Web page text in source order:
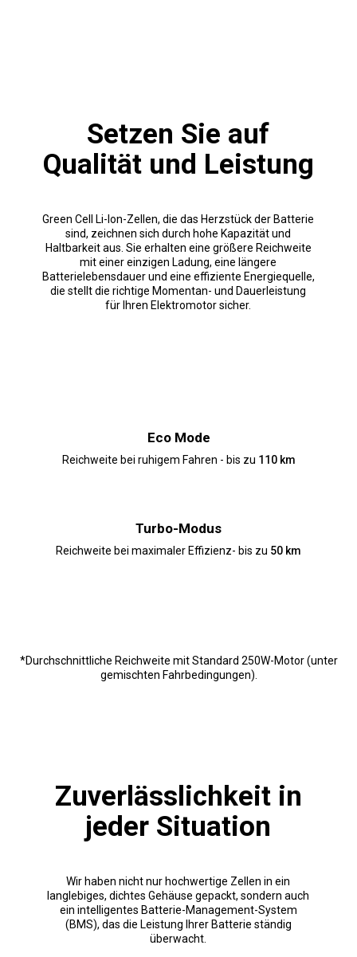
Setzen Sie auf
Qualität und Leistung
Green Cell Li-Ion-Zellen, die das Herzstück der Batterie
sind, zeichnen sich durch hohe Kapazität und
Haltbarkeit aus. Sie erhalten eine größere Reichweite
mit einer einzigen Ladung, eine längere
Batterielebensdauer und eine effiziente Energiequelle,
die stellt die richtige Momentan- und Dauerleistung
für Ihren Elektromotor sicher.
Eco Mode
Reichweite bei ruhigem Fahren - bis zu 110 km
Turbo-Modus
Reichweite bei maximaler Effizienz- bis zu 50 km
*Durchschnittliche Reichweite mit Standard 250W-Motor (unter
gemischten Fahrbedingungen).
Zuverlässlichkeit in
jeder Situation
Wir haben nicht nur hochwertige Zellen in ein
langlebiges, dichtes Gehäuse gepackt, sondern auch
ein intelligentes Batterie-Management-System
(BMS), das die Leistung Ihrer Batterie ständig
überwacht.